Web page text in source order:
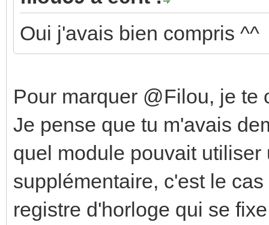
Oui j'avais bien compris ^^
Pour marquer @Filou, je te
Je pense que tu m'avais
quel module pouvait
supplémentaire, c'est le
registre d'horloge qui se